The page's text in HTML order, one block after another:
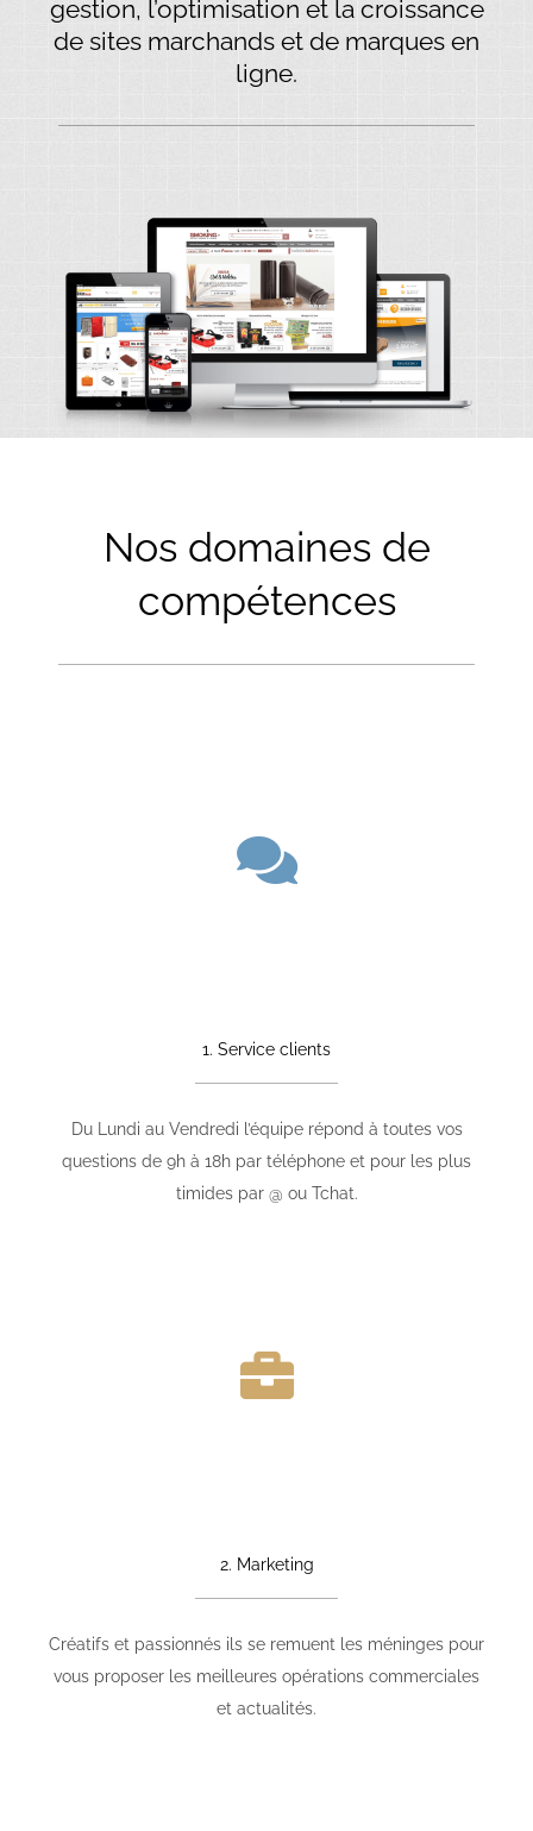
gestion, l’optimisation et la croissance
de sites marchands et de marques en
ligne.
Nos domaines de
compétences
1. Service clients
Du Lundi au Vendredi l’équipe répond à toutes vos
questions de 9h à 18h par téléphone et pour les plus
timides par @ ou Tchat.
2. Marketing
Créatifs et passionnés ils se remuent les méninges pour
vous proposer les meilleures opérations commerciales
et actualités.